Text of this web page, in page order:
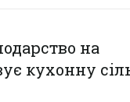
на
кухонну